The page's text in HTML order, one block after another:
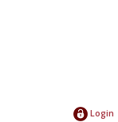
Login